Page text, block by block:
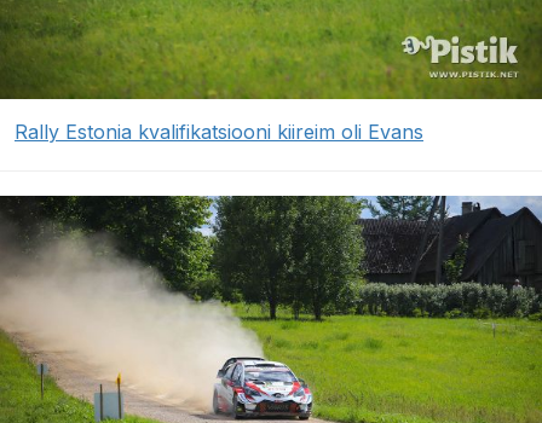
Rally Estonia kvalifikatsiooni kiireim oli Evans